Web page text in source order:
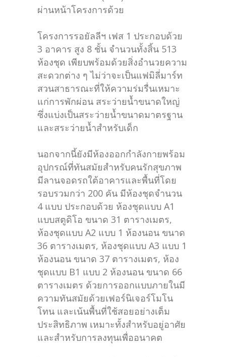
ผ่านหน้าโครงการด้วย
โครงการรอยัลลีฯ เฟส 1 ประกอบด้วย
3 อาคาร สูง 8 ชั้น จำนวนทั้งสิ้น 513
ห้องชุด เพียบพร้อมด้วยสิ่งอำนวยความ
สะดวกต่าง ๆ ไม่ว่าจะเป็นแฟมิลี่มาร์ท
สวนสาธารณะที่ให้ความร่มรื่นเหมาะ
แก่การพักผ่อน สระว่ายน้ำขนาดใหญ่
ซึ่งแบ่งเป็นสระว่ายน้ำขนาดมาตรฐาน
และสระว่ายน้ำสำหรับเด็ก
นอกจากนี้ยังมีห้องออกกำลังกายพร้อม
อุปกรณ์ที่ทันสมัยสำหรับคนรักสุขภาพ
มีลานจอดรถใต้อาคารและพื้นที่โดย
รอบรวมกว่า 200 คัน มีห้องชุดจำนวน
4 แบบ ประกอบด้วย ห้องชุดแบบ A1
แบบสตูดิโอ ขนาด 31 ตารางเมตร,
ห้องชุดแบบ A2 แบบ 1 ห้องนอน ขนาด
36 ตารางเมตร, ห้องชุดแบบ A3 แบบ 1
ห้องนอน ขนาด 37 ตารางเมตร, ห้อง
ชุดแบบ B1 แบบ 2 ห้องนอน ขนาด 66
ตารางเมตร ด้วยการออกแบบภายในมี
ความทันสมัยด้วยเฟอร์นิเจอร์โมโน
โทน และเน้นพื้นที่ใช้สอยอย่างเต็ม
ประสิทธิภาพ เหมาะทั้งสำหรับอยู่อาศัย
และสำหรับการลงทุนเพื่ออนาคต